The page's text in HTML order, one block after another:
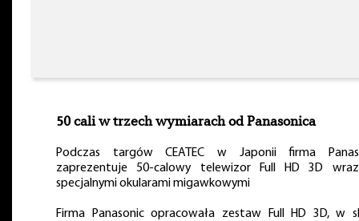
50 cali w trzech wymiarach od Panasonica
Podczas targów CEATEC w Japonii firma
zaprezentuje 50-calowy telewizor Full HD 3D
specjalnymi okularami migawkowymi
Firma Panasonic opracowała zestaw Full HD 3D, w